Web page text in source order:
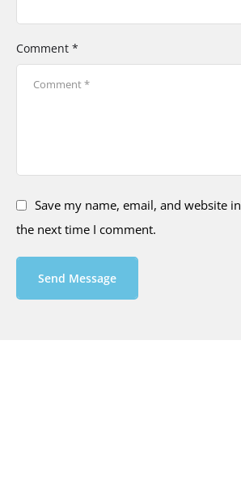
Comment *
Save my name, email, and website
the next time I comment.
Send Message